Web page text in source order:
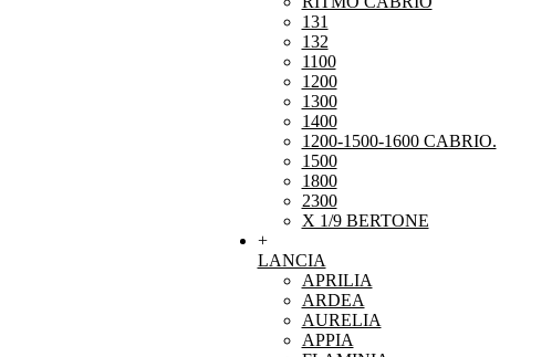
131
132
1100
1200
1300
1400
1200-1500-1600 CABRIO.
1500
1800
2300
X 1/9 BERTONE
+
LANCIA
APRILIA
ARDEA
AURELIA
APPIA